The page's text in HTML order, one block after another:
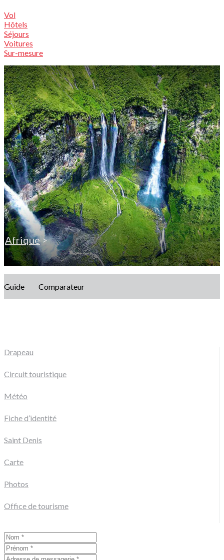
Vol
Hôtels
Séjours
Voitures
Sur-mesure
Afrique>
Guide Comparateur
Drapeau
Circuit touristique
Météo
Fiche d’identité
Saint Denis
Carte
Photos
Office de tourisme